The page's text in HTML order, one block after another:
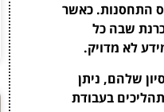
התחסנות. כאשר
שבה כל
לא מדויק.
שלהם, ניתן
בעבודת